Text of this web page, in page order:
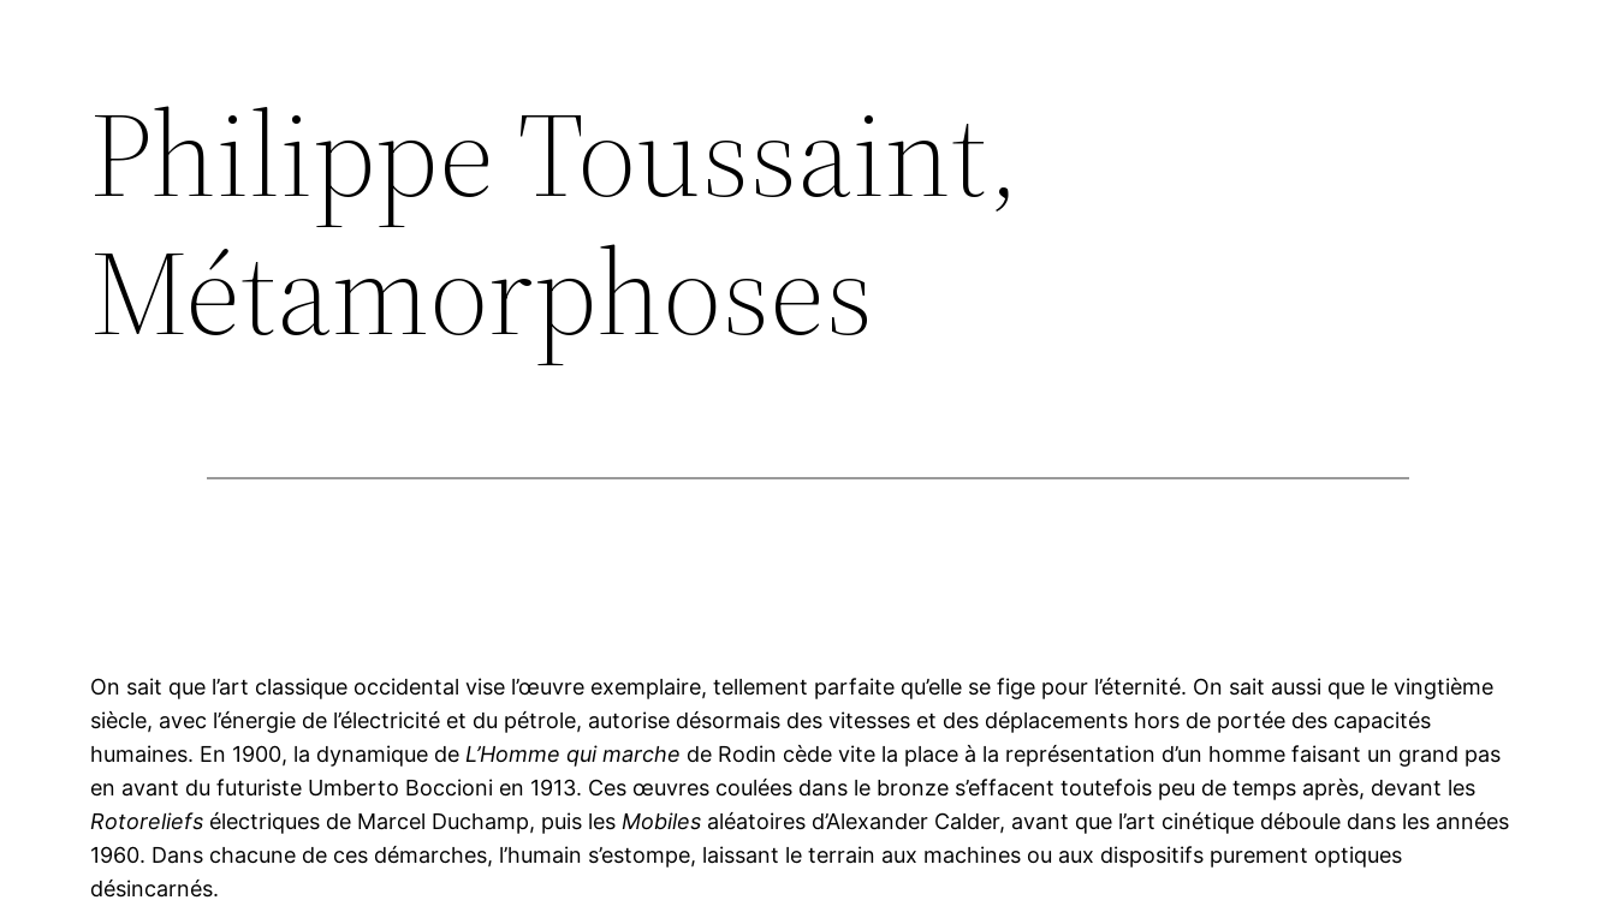
Philippe Toussaint,
Métamorphoses
On sait que l’art classique occidental vise l’œuvre exemplaire, tellement parfaite qu’elle se fige pour l’éternité. On sait aussi que le vingtième
siècle, avec l’énergie de l’électricité et du pétrole, autorise désormais des vitesses et des déplacements hors de portée des capacités
humaines. En 1900, la dynamique de L’Homme qui marche de Rodin cède vite la place à la représentation d’un homme faisant un grand pas
en avant du futuriste Umberto Boccioni en 1913. Ces œuvres coulées dans le bronze s’effacent toutefois peu de temps après, devant les
Rotoreliefs électriques de Marcel Duchamp, puis les Mobiles aléatoires d’Alexander Calder, avant que l’art cinétique déboule dans les années
1960. Dans chacune de ces démarches, l’humain s’estompe, laissant le terrain aux machines ou aux dispositifs purement optiques
désincarnés.